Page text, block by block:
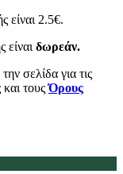
είναι 2.5€.
δωρεάν.
σελίδα για τις
τουςΌρους